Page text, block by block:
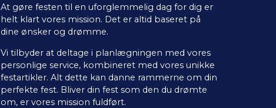
At gøre festen til en uforglemmelig dag for dig er
helt klart vores mission. Det er altid baseret på
dine ønsker og drømme.
Vi tilbyder at deltage i planlægningen med vores
personlige service, kombineret med vores unikke
festartikler. Alt dette kan danne rammerne om din
perfekte fest. Bliver din fest som den du drømte
om, er vores mission fuldført.